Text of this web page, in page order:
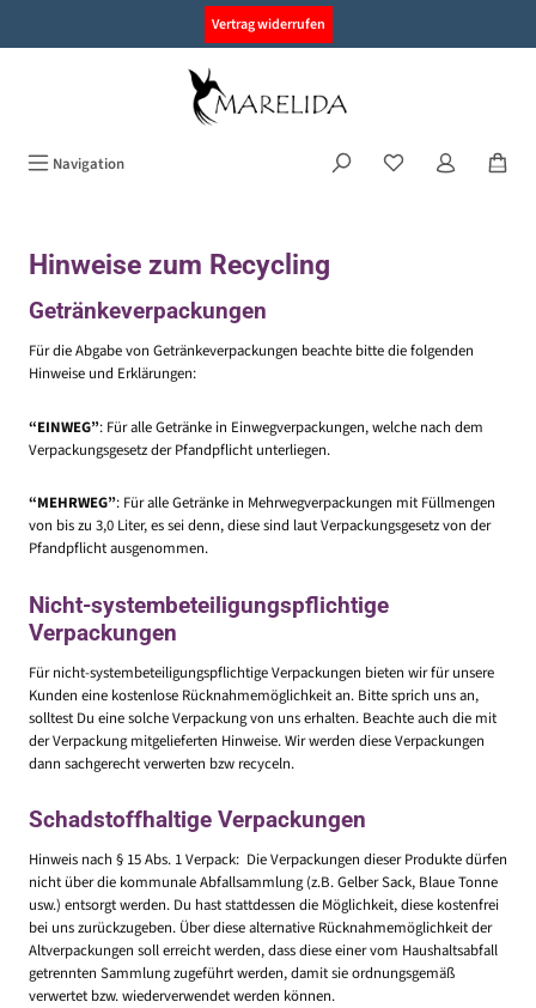
Vertrag widerrufen
Navigation
Hinweise zum Recycling
Getränkeverpackungen
Für die Abgabe von Getränkeverpackungen beachte bitte die folgenden
Hinweise und Erklärungen:
“EINWEG”: Für alle Getränke in Einweg­verpackungen, welche nach dem
Verpackungs­gesetz der Pfandpflicht unterliegen.
“MEHRWEG”: Für alle Getränke in Mehrweg­verpackungen mit Füllmengen
von bis zu 3,0 Liter, es sei denn, diese sind laut Verpackungs­gesetz von der
Pfandpflicht ausgenommen.
Nicht-systembeteiligungspflichtige
Verpackungen
Für nicht-systembeteiligungspflichtige Verpackungen bieten wir für unsere
Kunden eine kostenlose Rücknahmemöglichkeit an. Bitte sprich uns an,
solltest Du eine solche Verpackung von uns erhalten. Beachte auch die mit
der Verpackung mitgelieferten Hinweise. Wir werden diese Verpackungen
dann sachgerecht verwerten bzw recyceln.
Schadstoffhaltige Verpackungen
Hinweis nach § 15 Abs. 1 Verpack: Die Verpackungen dieser Produkte dürfen
nicht über die kommunale Abfall­sammlung (z.B. Gelber Sack, Blaue Tonne
usw.) entsorgt werden. Du hast stattdessen die Möglichkeit, diese kostenfrei
bei uns zurückzugeben. Über diese alternative Rücknahme­möglichkeit der
Altverpackungen soll erreicht werden, dass diese einer vom Haushalts­abfall
getrennten Sammlung zugeführt werden, damit sie ordnungs­gemäß
verwertet bzw. wiederver­wendet werden können.